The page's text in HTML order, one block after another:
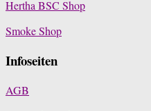
Hertha BSC Shop
Smoke Shop
Infoseiten
AGB